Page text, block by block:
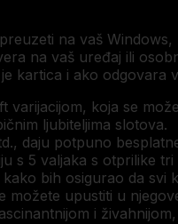
na vaš
na vaš uređaj ili
kartica i ako
koja se
ljubiteljima slotova.
daju potpuno
s 5 valjaka s otprilike tri
bih osigurao da svi
možete upustiti u
i